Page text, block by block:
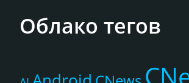
Облако тегов